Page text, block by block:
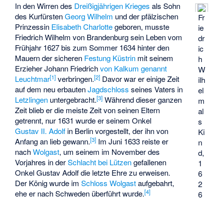
Fr
ie
dr
ic
h
W
ilh
el
m
al
s
Ki
n
d,
1
6
2
6
In den Wirren des Dreißigjährigen Krieges als Sohn
des KurfürstenGeorg Wilhelm und der pfälzischen
Prinzessin Elisabeth Charlottegeboren, musste
Friedrich Wilhelm von Brandenburg sein Leben vom
Frühjahr 1627 bis zum Sommer 1634 hinter den
Mauern der sicheren Festung Küstrin mit seinem
Erzieher Johann Friedrichvon Kalkum genannt
Leuchtmar[1] verbringen.[2] Davor war er einige Zeit
auf dem neu erbautenJagdschloss seines Vaters in
Letzlingen untergebracht.[3] Während dieser ganzen
Zeit blieb er die meiste Zeit von seinen Eltern
getrennt, nur 1631 wurde er seinem Onkel
Gustav II. Adolf in Berlin vorgestellt, der ihn von
Anfang an lieb gewann.[3] Im Juni 1633 reiste er
nachWolgast, um seinem im November des
Vorjahres in derSchlacht bei Lützengefallenen
Onkel Gustav Adolf die letzte Ehre zu erweisen.
Der König wurde imSchloss Wolgastaufgebahrt,
ehe er nach Schweden überführt wurde.[4]